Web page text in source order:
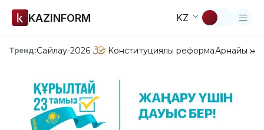
KAZINFORM KZ
Тренд:Сайлау-2026 Конституциялық реформаАрнайы